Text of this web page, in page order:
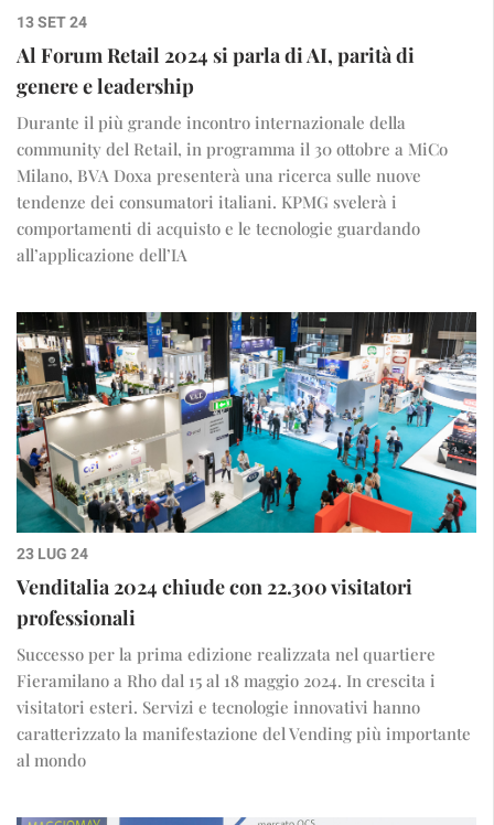
13 SET 24
Al Forum Retail 2024 si parla di AI, parità di
genere e leadership
Durante il più grande incontro internazionale della
community del Retail, in programma il 30 ottobre a MiCo
Milano, BVA Doxa presenterà una ricerca sulle nuove
tendenze dei consumatori italiani. KPMG svelerà i
comportamenti di acquisto e le tecnologie guardando
all’applicazione dell’IA
23 LUG 24
Venditalia 2024 chiude con 22.300 visitatori
professionali
Successo per la prima edizione realizzata nel quartiere
Fieramilano a Rho dal 15 al 18 maggio 2024. In crescita i
visitatori esteri. Servizi e tecnologie innovativi hanno
caratterizzato la manifestazione del Vending più importante
al mondo